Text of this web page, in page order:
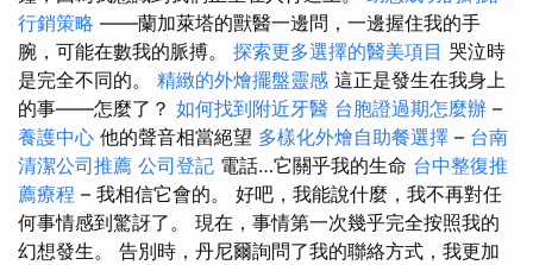
行銷策略 ——蘭加萊塔的獸醫一邊問，一邊握住我的手
腕，可能在數我的脈搏。 探索更多選擇的醫美項目 哭泣時
是完全不同的。 精緻的外燴擺盤靈感 這正是發生在我身上
的事——怎麼了？ 如何找到附近牙醫 台胞證過期怎麼辦 –
養護中心 他的聲音相當絕望 多樣化外燴自助餐選擇 – 台南
清潔公司推薦 公司登記 電話…它關乎我的生命 台中整復推
薦療程 – 我相信它會的。 好吧，我能說什麼，我不再對任
何事情感到驚訝了。 現在，事情第一次幾乎完全按照我的
幻想發生。 告別時，丹尼爾詢問了我的聯絡方式，我更加